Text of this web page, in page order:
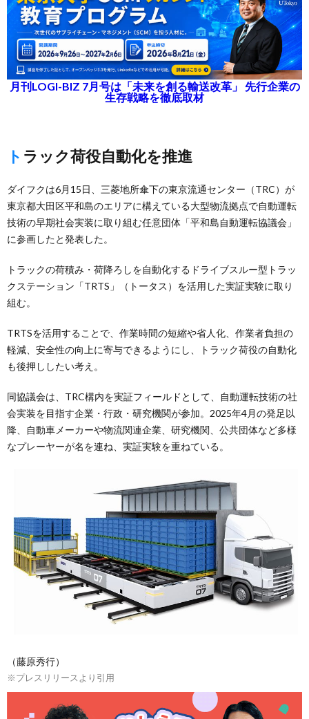
月刊LOGI-BIZ 7月号は「未来を創る輸送改革」 先行企業の
生存戦略を徹底取材
トラック荷役自動化を推進
ダイフクは6月15日、三菱地所傘下の東京流通センター（TRC）が
東京都大田区平和島のエリアに構えている大型物流拠点で自動運転
技術の早期社会実装に取り組む任意団体「平和島自動運転協議会」
に参画したと発表した。
トラックの荷積み・荷降ろしを自動化するドライブスルー型トラッ
クステーション「TRTS」（トータス）を活用した実証実験に取り
組む。
TRTSを活用することで、作業時間の短縮や省人化、作業者負担の
軽減、安全性の向上に寄与できるようにし、トラック荷役の自動化
も後押ししたい考え。
同協議会は、TRC構内を実証フィールドとして、自動運転技術の社
会実装を目指す企業・行政・研究機関が参加。2025年4月の発足以
降、自動車メーカーや物流関連企業、研究機関、公共団体など多様
なプレーヤーが名を連ね、実証実験を重ねている。
（藤原秀行）
※プレスリリースより引用